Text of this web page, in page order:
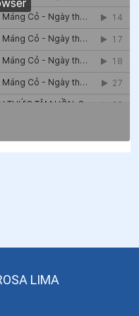
và Thánh Ða Minh
Ðổng (Dương)
LIMA